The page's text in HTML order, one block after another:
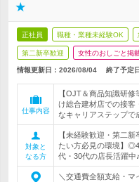
★
正社員 職種・業種未経験OK
第二新卒歓迎 女性のおしごと掲
情報更新日：2026/08/04 終了予定
仕事内容
【OJT＆商品知識研
け総合建材店での接
なキャリアステップで
対象と
なる方
【未経験歓迎・第二
たい方必見の環境】
代・30代の店長活躍中♪
＼交通費全額支給・マ